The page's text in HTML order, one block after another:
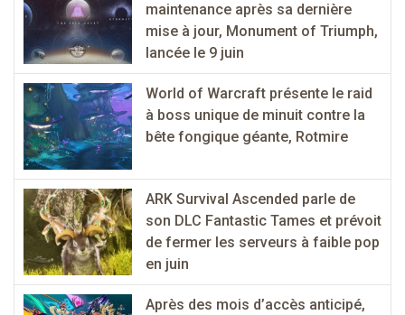
maintenance après sa dernière
mise à jour, Monument of Triumph,
lancée le 9 juin
World of Warcraft présente le raid
à boss unique de minuit contre la
bête fongique géante, Rotmire
ARK Survival Ascended parle de
son DLC Fantastic Tames et prévoit
de fermer les serveurs à faible pop
en juin
Après des mois d’accès anticipé,